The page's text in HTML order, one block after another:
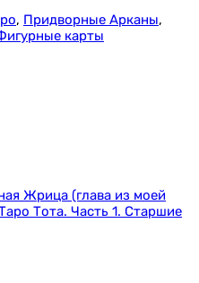
, Придворные Арканы,
карты
Жрица (глава из моей
Тота. Часть 1. Старшие